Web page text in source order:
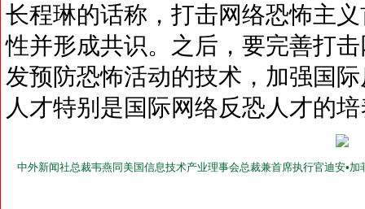
长程琳的话称，打击网络恐怖主
性并形成共识。之后，要完善打
发预防恐怖活动的技术，加强国
人才特别是国际网络反恐人才的
中外新闻社总裁韦燕同美国信息技术产业理事会总裁兼首席执行官迪安•加